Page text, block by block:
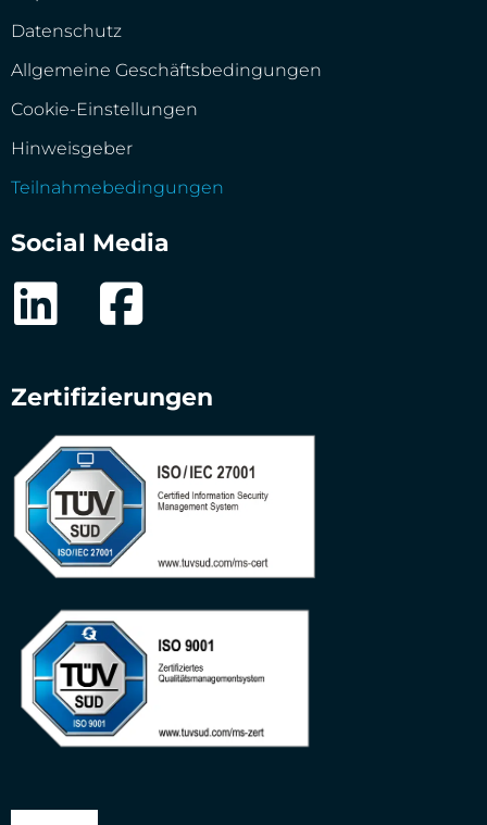
Datenschutz
Allgemeine Geschäftsbedingungen
Cookie-Einstellungen
Hinweisgeber
Teilnahmebedingungen
Social Media
Zertifizierungen